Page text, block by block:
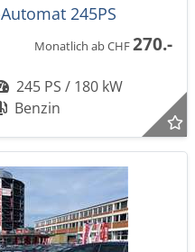
245PS
Monatlich ab CHF270.-
245 PS / 180 kW
Benzin